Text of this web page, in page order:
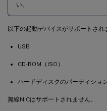
い。
以下の起動デバイスがサポートされ
USB
CD-ROM（ISO）
ハードディスクのパーティショ
無線NICはサポートされません。